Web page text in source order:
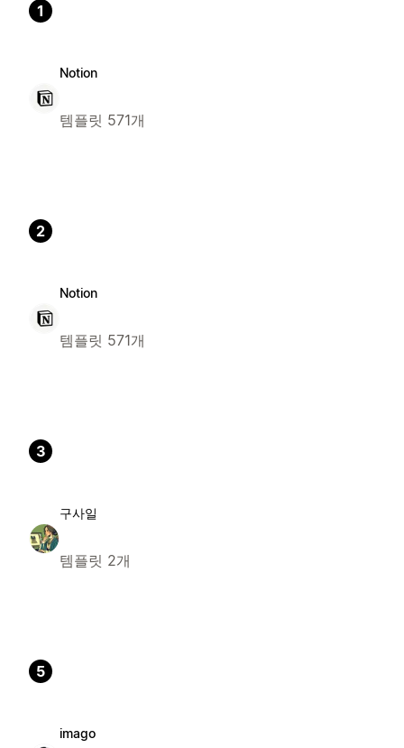
1
Notion
템플릿 571개
2
Notion
템플릿 571개
3
구사일
템플릿 2개
5
imago